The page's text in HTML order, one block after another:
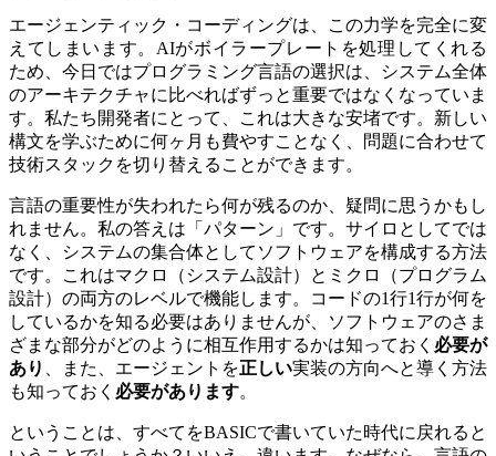
エージェンティック・コーディングは、この力学を完全に変
えてしまいます。AIがボイラープレートを処理してくれる
ため、今日ではプログラミング言語の選択は、システム全体
のアーキテクチャに比べればずっと重要ではなくなっていま
す。私たち開発者にとって、これは大きな安堵です。新しい
構文を学ぶために何ヶ月も費やすことなく、問題に合わせて
技術スタックを切り替えることができます。
言語の重要性が失われたら何が残るのか、疑問に思うかもし
れません。私の答えは「パターン」です。サイロとしてでは
なく、システムの集合体としてソフトウェアを構成する方法
です。これはマクロ（システム設計）とミクロ（プログラム
設計）の両方のレベルで機能します。コードの1行1行が何を
しているかを知る必要はありませんが、ソフトウェアのさま
ざまな部分がどのように相互作用するかは知っておく 必要が
あり
、また、エージェントを正しい実装の方向へと導く方法
も知っておく 必要があります。
ということは、すべてをBASICで書いていた時代に戻れると